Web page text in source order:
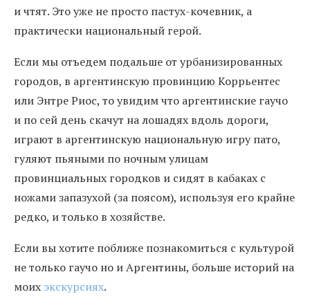
и чтят. Это уже не просто пастух-кочевник, а
практически национальный герой.
Если мы отъедем подальше от урбанизированных
городов, в аргентинскую провинцию Коррьентес
или Энтре Риос, то увидим что аргентинские гаучо
и по сей день скачут на лошадях вдоль дороги,
играют в аргентинскую национальную игру пато,
гуляют пьяными по ночным улицам
провинциальных городков и сидят в кабаках с
ножами запазухой (за поясом), используя его крайне
редко, и только в хозяйстве.
Если вы хотите поближе познакомиться с культурой
не только гаучо но и Аргентины, больше историй на
моих экскурсиях.